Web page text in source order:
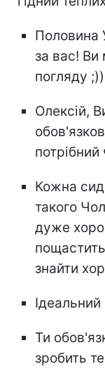
Половина
за вас! Ви
погляду
Олексій,
потрібний
Кожна
такого
дуже
знайти
Ти
зробить